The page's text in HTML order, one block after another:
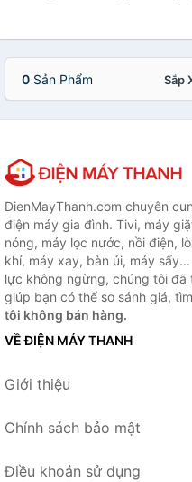
0 Sản Phẩm Sắp
DienMayThanh.com chuyên
điện máy gia đình. Tivi, máy
nóng, máy lọc nước, nồi điện,
khí, máy xay, bàn ủi, máy
lực không ngừng, chúng tôi
giúp bạn có thể so sánh giá,
tôi không bán hàng.
VỀ ĐIỆN MÁY THANH
Giới thiệu
Chính sách bảo mật
Điều khoản sử dụng